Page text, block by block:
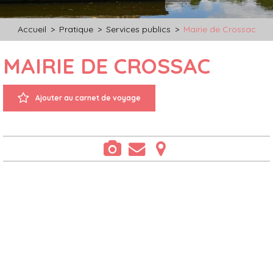
Accueil > Pratique > Services publics > Mairie de Crossac
MAIRIE DE CROSSAC
Ajouter au carnet de voyage